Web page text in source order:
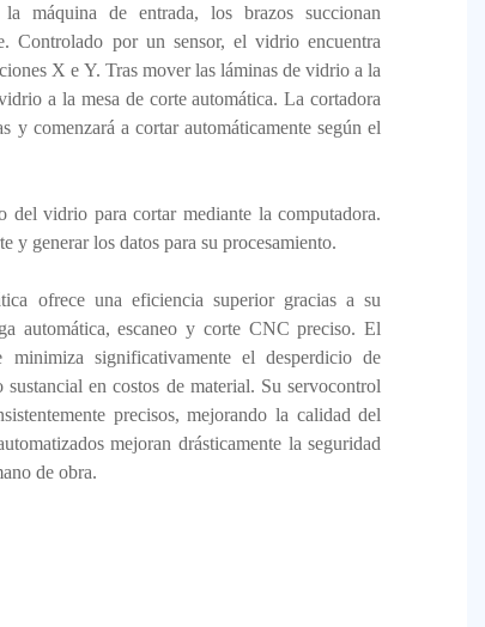
máquina de entrada, los brazos succionan
Controlado por un sensor, el vidrio encuentra
X e Y. Tras mover las láminas de vidrio a la
a la mesa de corte automática. La cortadora
y comenzará a cortar automáticamente según el
del vidrio para cortar mediante la computadora.
y generar los datos para su procesamiento.
ofrece una eficiencia superior gracias a su
automática, escaneo y corte CNC preciso. El
minimiza significativamente el desperdicio de
en costos de material. Su servocontrol
precisos, mejorando la calidad del
mejoran drásticamente la seguridad
de obra.